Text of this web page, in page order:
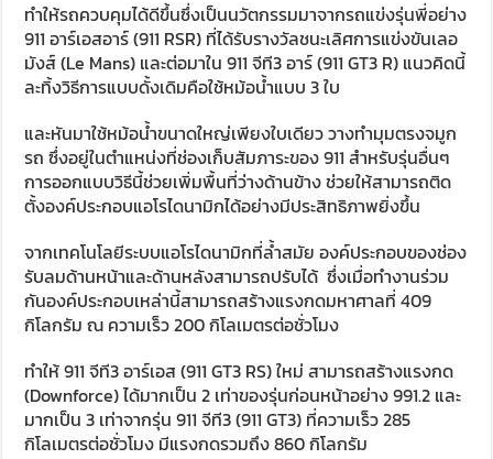
ทำให้รถควบคุมได้ดีขึ้นซึ่งเป็นนวัตกรรมมาจากรถแข่งรุ่นพี่อย่าง
911 อาร์เอสอาร์ (911 RSR) ที่ได้รับรางวัลชนะเลิศการแข่งขันเลอ
มังส์ (Le Mans) และต่อมาใน 911 จีที3 อาร์ (911 GT3 R) แนวคิดนี้
ละทิ้งวิธีการแบบดั้งเดิมคือใช้หม้อน้ำแบบ 3 ใบ
และหันมาใช้หม้อน้ำขนาดใหญ่เพียงใบเดียว วางทำมุมตรงจมูก
รถ ซึ่งอยู่ในตำแหน่งที่ช่องเก็บสัมภาระของ 911 สำหรับรุ่นอื่นๆ
การออกแบบวิธีนี้ช่วยเพิ่มพื้นที่ว่างด้านข้าง ช่วยให้สามารถติด
ตั้งองค์ประกอบแอโรไดนามิกได้อย่างมีประสิทธิภาพยิ่งขึ้น
จากเทคโนโลยีระบบแอโรไดนามิกที่ล้ำสมัย องค์ประกอบของช่อง
รับลมด้านหน้าและด้านหลังสามารถปรับได้ ซึ่งเมื่อทำงานร่วม
กันองค์ประกอบเหล่านี้สามารถสร้างแรงกดมหาศาลที่ 409
กิโลกรัม ณ ความเร็ว 200 กิโลเมตรต่อชั่วโมง
ทำให้ 911 จีที3 อาร์เอส (911 GT3 RS) ใหม่ สามารถสร้างแรงกด
(Downforce) ได้มากเป็น 2 เท่าของรุ่นก่อนหน้าอย่าง 991.2 และ
มากเป็น 3 เท่าจากรุ่น 911 จีที3 (911 GT3) ที่ความเร็ว 285
กิโลเมตรต่อชั่วโมง มีแรงกดรวมถึง 860 กิโลกรัม